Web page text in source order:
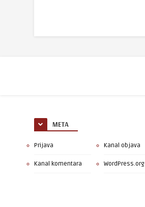
META
Prijava Kanal objava
Kanal komentara WordPress.org